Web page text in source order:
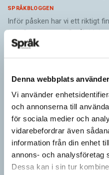
Denna webbplats
Vi använder
och annonserna till
för sociala medier och
vidarebefordrar även
information från din enhet
annons- och analysföretag
Dessa kan i sin tur
SPRÅKBLOGGEN
Inför påsken har vi ett riktigt
bort 3 nummer av
också…